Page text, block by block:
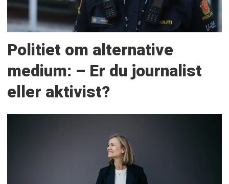
Politiet om alternative
medium: – Er du journalist
eller aktivist?